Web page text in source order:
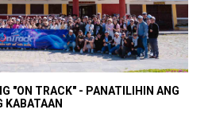
"ON TRACK" - PANATILIHIN ANG
KABATAAN